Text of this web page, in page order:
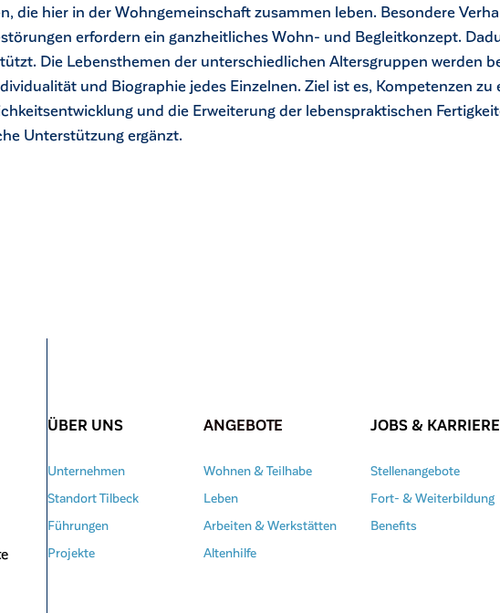
die hier in der Wohngemeinschaft zusammen leben. Besondere
erfordern ein ganzheitliches Wohn- und Begleitkonzept.
Die Lebensthemen der unterschiedlichen Altersgruppen werden
und Biographie jedes Einzelnen. Ziel ist es, Kompetenzen zu
und die Erweiterung der lebenspraktischen
Unterstützung ergänzt.
ÜBER UNS
Unternehmen
Standort Tilbeck
Führungen
Projekte
ANGEBOTE
Wohnen & Teilhabe
Leben
Arbeiten & Werkstätten
Altenhilfe
JOBS & KARRIERE
Stellenangebote
Fort- & Weiterbildung
Benefits